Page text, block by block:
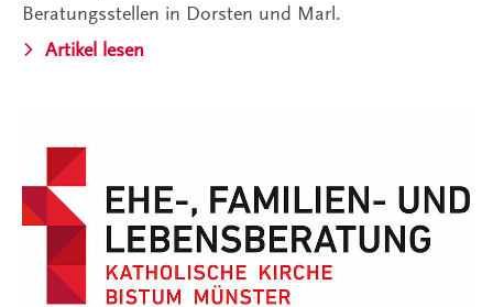
Beratungsstellen in Dorsten und Marl.
Artikel lesen